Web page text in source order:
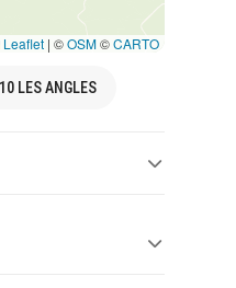
Leaflet | ©OSM©CARTO
LES ANGLES